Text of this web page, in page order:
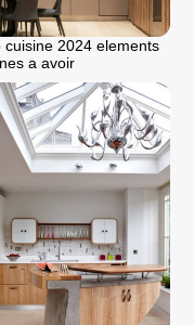
cuisine 2024 elements
a avoir